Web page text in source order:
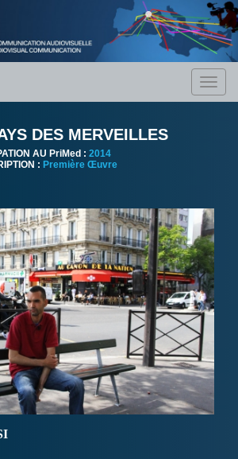
DES MERVEILLES
AU PriMed : 2014
: Première Œuvre